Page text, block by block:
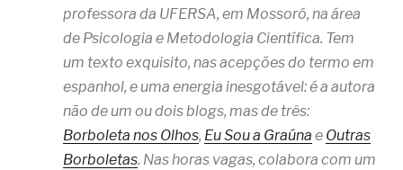
professora da UFERSA, em Mossoró, na área
de Psicologia e Metodologia Científica. Tem
um texto exquisito, nas acepções do termo em
espanhol, e uma energia inesgotável: é a autora
não de um ou dois blogs, mas de três:
Borboleta nos Olhos, Eu Sou a Graúna e Outras
Borboletas. Nas horas vagas, colabora com um